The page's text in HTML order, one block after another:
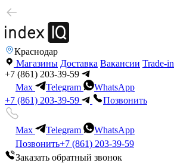
Краснодар
Магазины Доставка Вакансии Trade-in
+7 (861) 203-39-59
Max
Telegram
WhatsApp
+7 (861) 203-39-59
Позвонить
Max Telegram
WhatsApp
Позвонить+7 (861) 203-39-59
Заказать обратный звонок